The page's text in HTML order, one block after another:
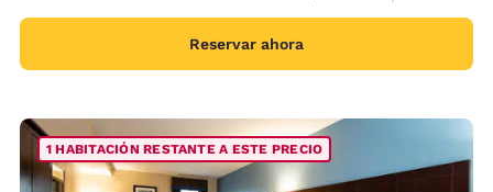
Reservar ahora
1 HABITACIÓN RESTANTE A ESTE PRECIO